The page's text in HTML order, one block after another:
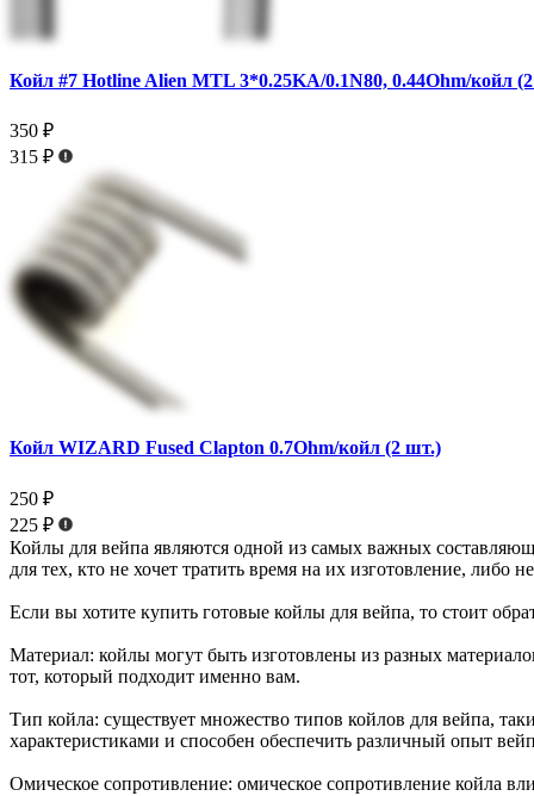
Койл #7 Hotline Alien MTL 3*0.25KA/0.1N80, 0.44Ohm/койл
350 ₽
315 ₽
Койл WIZARD Fused Clapton 0.7Ohm/койл (2 шт.)
250 ₽
225 ₽
Койлы для вейпа являются одной из самых важных
для тех, кто не хочет тратить время на их изготовление, либо
Если вы хотите купить готовые койлы для вейпа, то стоит
Материал: койлы могут быть изготовлены из разных
тот, который подходит именно вам.
Тип койла: существует множество типов койлов для вейпа,
характеристиками и способен обеспечить различный опыт
Омическое сопротивление: омическое сопротивление койла